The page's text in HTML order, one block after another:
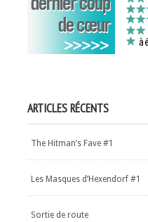
ARTICLES RÉCENTS
The Hitman’s Fave #1
Les Masques d’Hexendorf #1
Sortie de route